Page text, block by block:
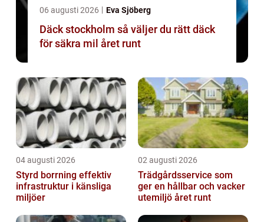
06 augusti 2026 Eva Sjöberg
Däck stockholm så väljer du rätt däck
för säkra mil året runt
04 augusti 2026
Styrd borrning effektiv
infrastruktur i känsliga
miljöer
02 augusti 2026
Trädgårdsservice som
ger en hållbar och vacker
utemiljö året runt